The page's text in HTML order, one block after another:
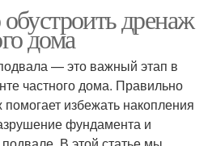
дренаж
дома
— это важный этап в
частного дома. Правильно
избежать накопления
фундамента и